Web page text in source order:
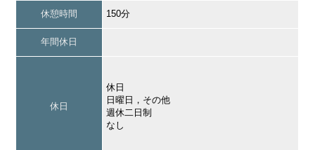
休憩時間 150分
年間休日
休日
休日
日曜日，その他
週休二日制
なし